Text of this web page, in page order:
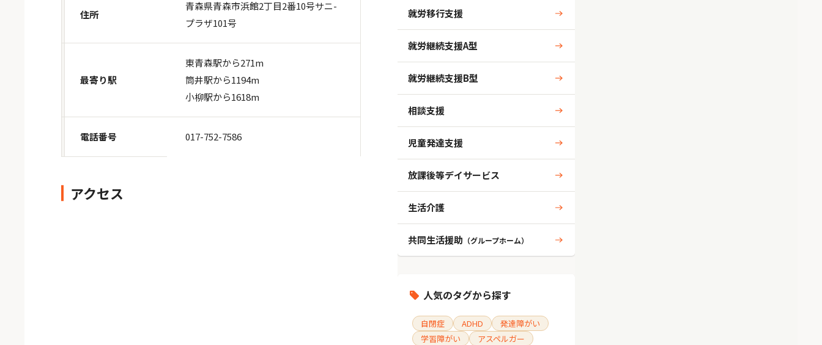
住所
青森県青森市浜館2丁目2番10号サニ-
プラザ101号
最寄り駅
東青森駅から271m
筒井駅から1194m
小柳駅から1618m
電話番号 017-752-7586
アクセス
就労移行支援
就労継続支援A型
就労継続支援B型
相談支援
児童発達支援
放課後等デイサービス
生活介護
共同生活援助 （グループホーム）
人気のタグから探す
自閉症 ADHD
発達障がい
学習障がい
アスペルガー